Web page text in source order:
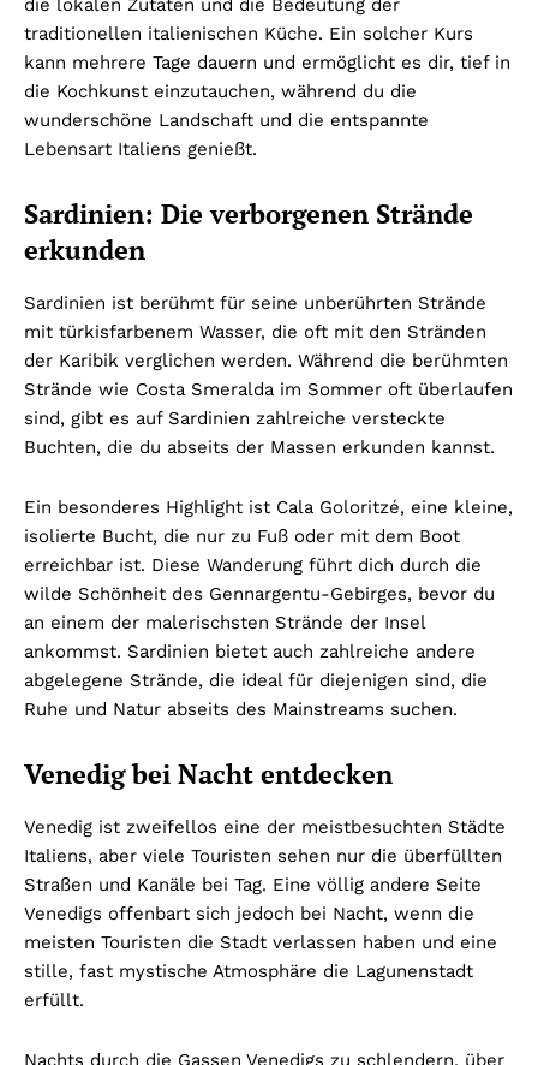
die lokalen Zutaten und die Bedeutung der
traditionellen italienischen Küche. Ein solcher Kurs
kann mehrere Tage dauern und ermöglicht es dir, tief in
die Kochkunst einzutauchen, während du die
wunderschöne Landschaft und die entspannte
Lebensart Italiens genießt.
Sardinien: Die verborgenen Strände
erkunden
Sardinien ist berühmt für seine unberührten Strände
mit türkisfarbenem Wasser, die oft mit den Stränden
der Karibik verglichen werden. Während die berühmten
Strände wie Costa Smeralda im Sommer oft überlaufen
sind, gibt es auf Sardinien zahlreiche versteckte
Buchten, die du abseits der Massen erkunden kannst.
Ein besonderes Highlight ist Cala Goloritzé, eine kleine,
isolierte Bucht, die nur zu Fuß oder mit dem Boot
erreichbar ist. Diese Wanderung führt dich durch die
wilde Schönheit des Gennargentu-Gebirges, bevor du
an einem der malerischsten Strände der Insel
ankommst. Sardinien bietet auch zahlreiche andere
abgelegene Strände, die ideal für diejenigen sind, die
Ruhe und Natur abseits des Mainstreams suchen.
Venedig bei Nacht entdecken
Venedig ist zweifellos eine der meistbesuchten Städte
Italiens, aber viele Touristen sehen nur die überfüllten
Straßen und Kanäle bei Tag. Eine völlig andere Seite
Venedigs offenbart sich jedoch bei Nacht, wenn die
meisten Touristen die Stadt verlassen haben und eine
stille, fast mystische Atmosphäre die Lagunenstadt
erfüllt.
Nachts durch die Gassen Venedigs zu schlendern, über